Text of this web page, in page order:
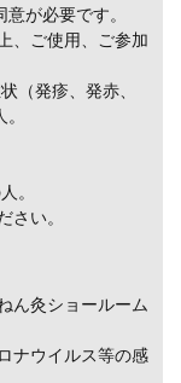
が必要です。
、ご使用、ご参加
（発疹、発赤、
。
さい。
ん灸ショールーム
ナウイルス等の感